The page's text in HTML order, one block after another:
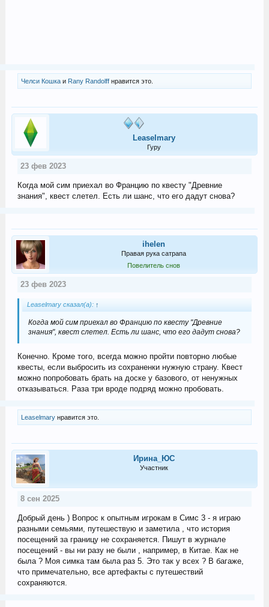
Челси Кошкаи Rany Randolffнравится это.
Leaselmary
Гуру
23 фев 2023
Когда мой сим приехал во Францию по квесту "Древние
знания", квест слетел. Есть ли шанс, что его дадут снова?
ihelen
Правая рука сатрапа
Повелитель снов
23 фев 2023
Leaselmary сказал(а): ↑
Когда мой сим приехал во Францию по квесту "Древние
знания", квест слетел. Есть ли шанс, что его дадут снова?
Конечно. Кроме того, всегда можно пройти повторно любые
квесты, если выбросить из сохраненки нужную страну. Квест
можно попробовать брать на доске у базового, от ненужных
отказываться. Раза три вроде подряд можно пробовать.
Leaselmaryнравится это.
Ирина_ЮС
Участник
8 сен 2025
Добрый день ) Вопрос к опытным игрокам в Симс 3 - я играю
разными семьями, путешествую и заметила , что история
посещений за границу не сохраняется. Пишут в журнале
посещений - вы ни разу не были , например, в Китае. Как не
была ? Моя симка там была раз 5. Это так у всех ? В багаже,
что примечательно, все артефакты с путешествий
сохраняются.